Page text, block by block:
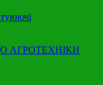
АГРОТЕХНІКИ